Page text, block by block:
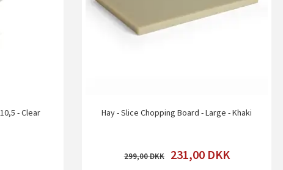
- Clear Hay - Slice Chopping Board - Large - Khaki
299,00 231,00 DKK